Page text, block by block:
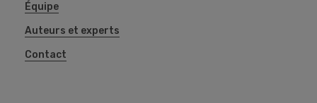
Équipe
Auteurs et experts
Contact